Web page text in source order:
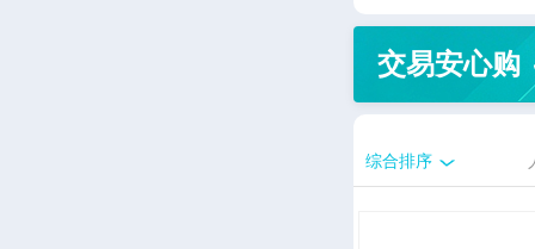
交易安心购
综合排序